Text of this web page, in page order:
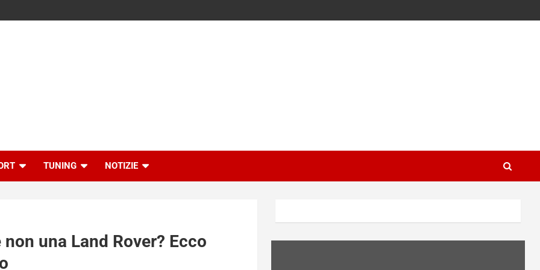
TUNING NOTIZIE
una Land Rover? Ecco